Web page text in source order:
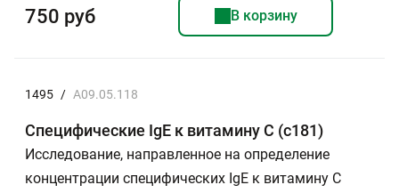
750 руб В корзину
1495 / A09.05.118
Специфические IgE к витамину С (c181)
Исследование, направленное на определение
концентрации специфических IgE к витамину С